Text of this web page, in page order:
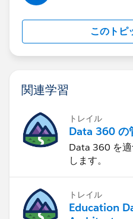
このトピ
関連学習
トレイル
Data 360 の
Data 360 を
します。
トレイル
Education